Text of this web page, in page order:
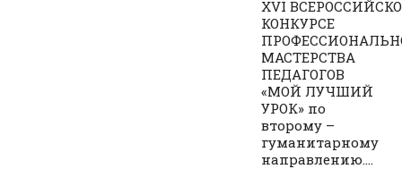
ХVI
КОНКУРСЕ
МАСТЕРСТВА
ПЕДАГОГОВ
«МОЙ ЛУЧШИЙ
УРОК» по
второму –
гуманитарному
направлению....